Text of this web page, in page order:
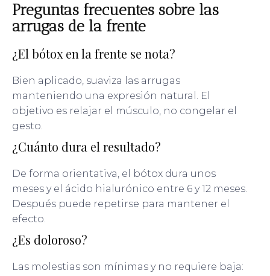
Preguntas frecuentes sobre las
arrugas de la frente
¿El bótox en la frente se nota?
Bien aplicado, suaviza las arrugas
manteniendo una expresión natural. El
objetivo es relajar el músculo, no congelar el
gesto.
¿Cuánto dura el resultado?
De forma orientativa, el bótox dura unos
meses y el ácido hialurónico entre 6 y 12 meses.
Después puede repetirse para mantener el
efecto.
¿Es doloroso?
Las molestias son mínimas y no requiere baja: